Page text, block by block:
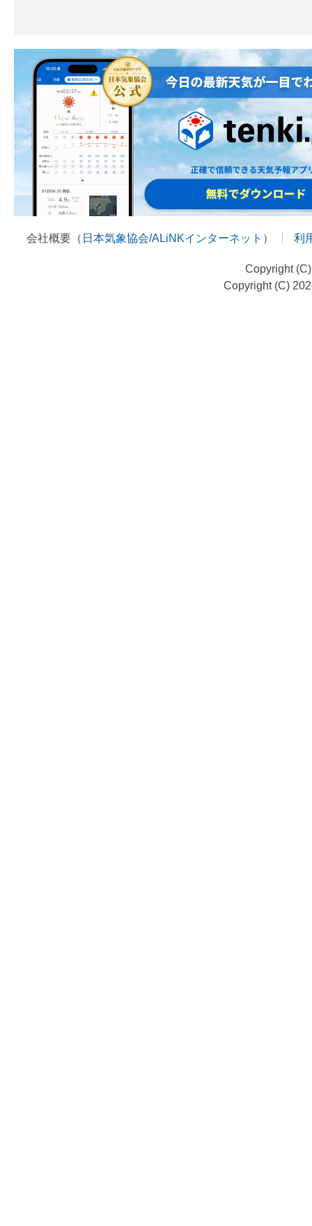
会社概要（ 日本気象協会/ALiNKインターネット ） 利
Copyright
Copyright (C)